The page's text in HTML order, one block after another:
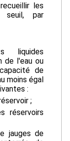
les
seuil, par
liquides
de l'eau ou
de
moins égal
:
;
réservoirs
jauges de